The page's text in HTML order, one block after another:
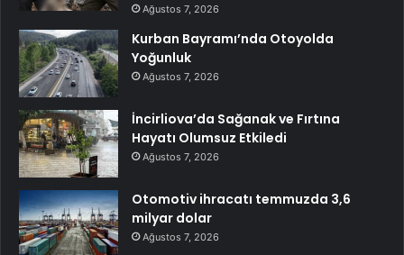
Ağustos 7, 2026
Kurban Bayramı’nda Otoyolda
Yoğunluk
Ağustos 7, 2026
İncirliova’da Sağanak ve Fırtına
Hayatı Olumsuz Etkiledi
Ağustos 7, 2026
Otomotiv ihracatı temmuzda 3,6
milyar dolar
Ağustos 7, 2026